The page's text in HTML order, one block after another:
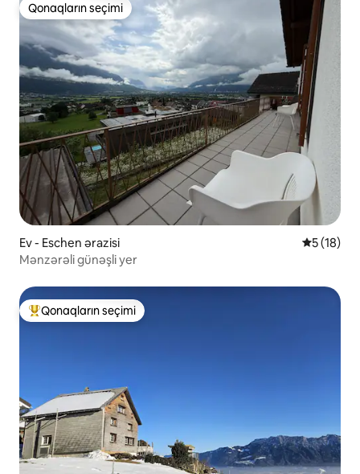
Qonaqların seçimi
Qonaqların seçimi
Ev - Eschen ərazisi Ortalama
5 (18)
Mənzərəli günəşli yer
Populyar "Qonaqların seçimi"
Qonaqların seçimi